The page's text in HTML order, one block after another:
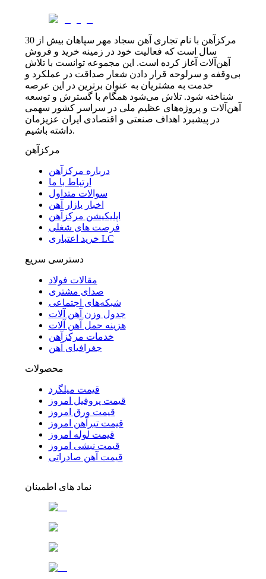
مرکزآهن با نام تجاری آهن سجاد مهر سپاهان بیش از 30
سال است که فعالیت خود در زمینه خرید و فروش
آهن‌آلات آغاز کرده است. این مجموعه توانست با تلاش
بی‌وقفه و سرلوحه قرار دادن شعار صداقت در عملکرد و
خدمت به مشتریان به عنوان برترین در این عرصه
شناخته شود. تلاش می‌شود همگام با گسترش و توسعه
آهن‌آلات و پروژه‌های عظیم ملی در سراسر کشور سهمی
در پیشبرد اهداف صنعتی و اقتصادی ایران عزیزمان
داشته باشیم.
مرکزآهن
درباره مرکزآهن
ارتباط با ما
سوالات متداول
اخبار بازار آهن
اپلیکیشن مرکزآهن
فرصت های شغلی
خرید اعتباری LC
دسترسی سریع
مقالات فولاد
صدای مشتری
شبکه‌های اجتماعی
جدول وزن آهن آلات
هزینه حمل آهن آلات
خدمات مرکزآهن
جغرافیای آهن
محصولات
قیمت میلگرد
قیمت پروفیل امروز
قیمت ورق امروز
قیمت تیرآهن امروز
قیمت لوله امروز
قیمت نبشی امروز
قیمت آهن صادراتی
نماد های اطمینان